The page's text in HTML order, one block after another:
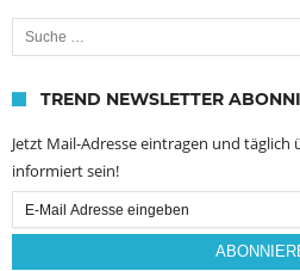
Suche nach:
TREND NEWSLETTER
Jetzt Mail-Adresse eintragen und täglich
informiert sein!
Email
Subscription